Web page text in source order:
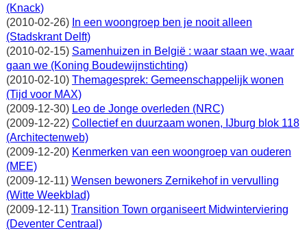
(Knack)
(2010-02-26) In een woongroep ben je nooit alleen
(Stadskrant Delft)
(2010-02-15) Samenhuizen in België : waar staan we, waar
gaan we (Koning Boudewijnstichting)
(2010-02-10) Themagesprek: Gemeenschappelijk wonen
(Tijd voor MAX)
(2009-12-30) Leo de Jonge overleden (NRC)
(2009-12-22) Collectief en duurzaam wonen, IJburg blok 118
(Architectenweb)
(2009-12-20) Kenmerken van een woongroep van ouderen
(MEE)
(2009-12-11) Wensen bewoners Zernikehof in vervulling
(Witte Weekblad)
(2009-12-11) Transition Town organiseert Midwinterviering
(Deventer Centraal)